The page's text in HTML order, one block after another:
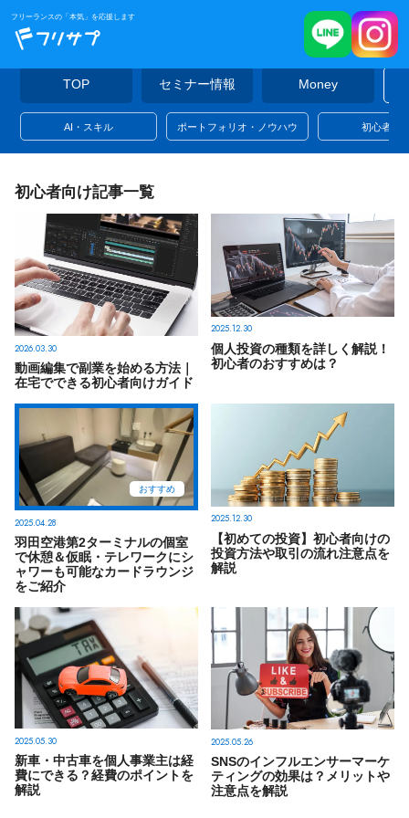
フリーランスの「本気」を応援します
TOP セミナー情報 Money
AI・スキル ポートフォリオ・ノウハウ 初心者向
初心者向け記事一覧
2026.03.30
動画編集で副業を始める方法｜
在宅でできる初心者向けガイド
2025.12.30
個人投資の種類を詳しく解説！
初心者のおすすめは？
おすすめ
2025.04.28
羽田空港第2ターミナルの個室
で休憩＆仮眠・テレワークにシ
ャワーも可能なカードラウンジ
をご紹介
2025.12.30
【初めての投資】初心者向けの
投資方法や取引の流れ注意点を
解説
2025.05.30
新車・中古車を個人事業主は経
費にできる？経費のポイントを
解説
2025.05.26
SNSのインフルエンサーマーケ
ティングの効果は？メリットや
注意点を解説